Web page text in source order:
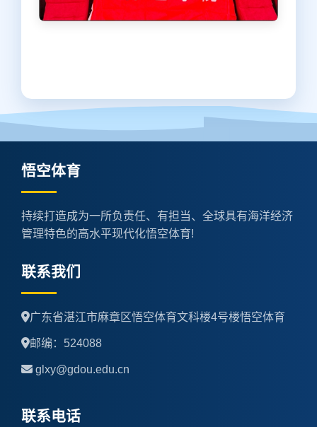
悟空体育
持续打造成为一所负责任、有担当、全球具有海洋经济
管理特色的高水平现代化悟空体育!
联系我们
广东省湛江市麻章区悟空体育文科楼4号楼悟空体育
邮编：524088
glxy@gdou.edu.cn
联系电话